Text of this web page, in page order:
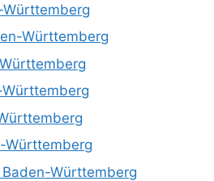
Württemberg
Württemberg
Württemberg